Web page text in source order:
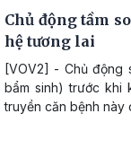
Chủ động tầm
hệ tương lai
[VOV2] - Chủ động
bẩm sinh) trước khi
truyền căn bệnh này